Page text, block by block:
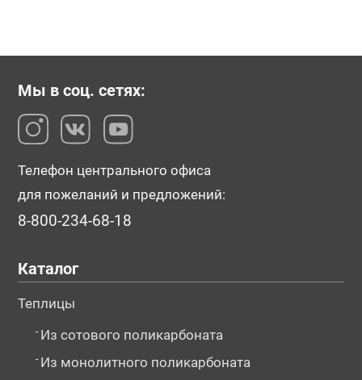
Мы в соц. сетях:
Телефон центрального офиса
для пожеланий и предложений:
8-800-234-68-18
Каталог
Теплицы
- Из сотового поликарбоната
- Из монолитного поликарбоната